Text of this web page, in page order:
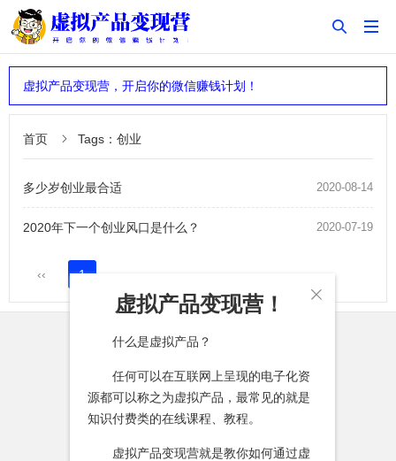


虚拟产品变现营，开启你的微信赚钱计划！
首页  Tags：创业
2020-08-14
多少岁创业最合适
2020-07-19
2020年下一个创业风口是什么？
‹‹ 1

虚拟产品变现营！
什么是虚拟产品？
任何可以在互联网上呈现的电子化资
源都可以称之为虚拟产品，最常见的就是
知识付费类的在线课程、教程。
虚拟产品变现营就是教你如何通过虚